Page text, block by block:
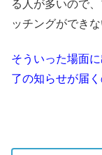
る人が多いので
ッチングができ
そういった場面
了の知らせが届